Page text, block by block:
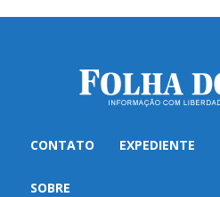
CONTATO EXPEDIENTE
SOBRE